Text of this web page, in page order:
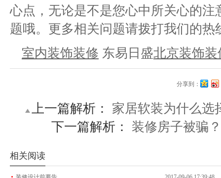
心点，无论是不是您心中所关心的
题哦。更多相关问题请拨打我们的热
室内装饰装修 东易日盛北京装饰装
分享到：
上一篇解析：
家居软装为什么选
下一篇解析：
装修房子被骗
相关阅读